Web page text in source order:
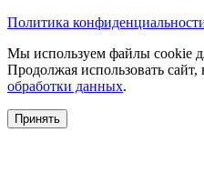
Политика
Мы используем файлы cookie
Продолжая использовать сайт,
обработки данных.
Принять